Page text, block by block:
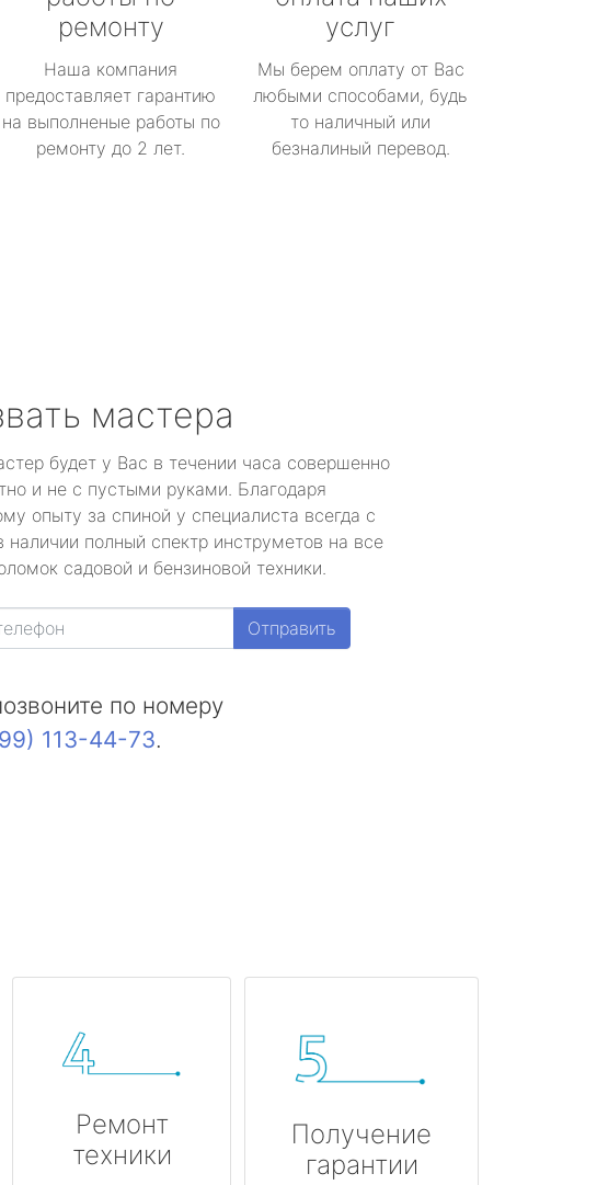
ремонту
Наша компания
предоставляет гарантию
на выполненые работы по
ремонту до 2 лет.
услуг
Мы берем оплату от Вас
любыми способами, будь
то наличный или
безналиный перевод.
мастера
будет у Вас в течении часа совершенно
и не с пустыми руками. Благодаря
опыту за спиной у специалиста всегда с
наличии полный спектр инструметов на все
садовой и бензиновой техники.
Отправить
по номеру
113-44-73.
Ремонт
техники
Получение
гарантии